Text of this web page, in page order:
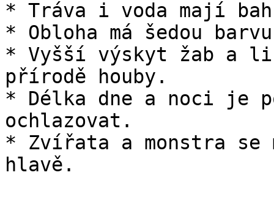
* Tráva i voda mají
* Obloha má šedou
* Vyšší výskyt žab a
přírodě houby.
* Délka dne a noci je
ochlazovat.
* Zvířata a monstra se
hlavě.